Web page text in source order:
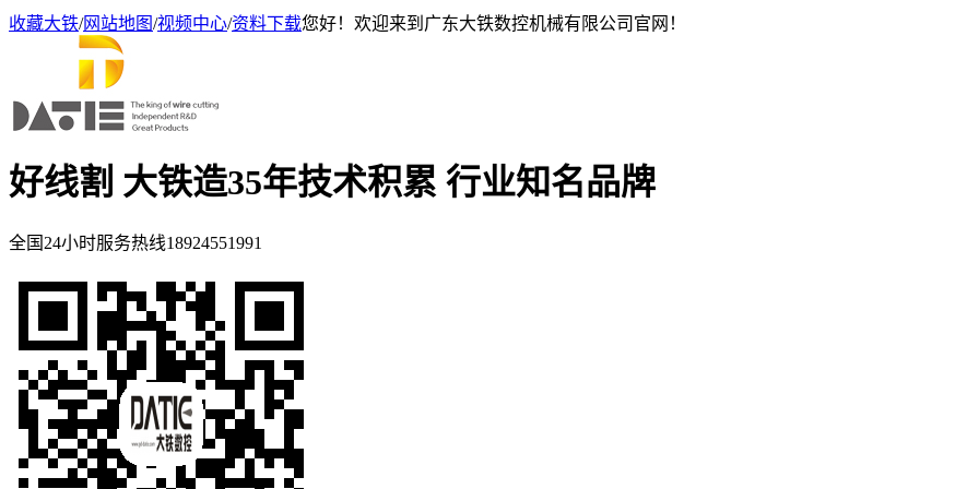
收藏大铁/网站地图/视频中心/资料下载您好！欢迎来到广东大铁数控机械有限公司官网！
好线割 大铁造35年技术积累 行业知名品牌
全国24小时服务热线18924551991